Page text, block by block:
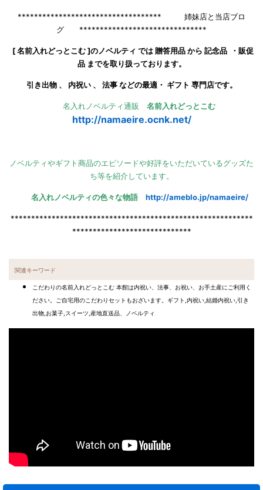
*********************************** 姉妹店と当店ブロ
グ *******************************
[ 名前入れどっとこむ ]のノベルティ では 贈答用品 から 記念品 ・販促
品 までを取り扱っております。
引き出物 、 内祝い 、 法事 などの最適・ ギフト 専門店です。
名入れノベルティ通販 名前入れどっとこむ
http://namaeire.ocnk.net/
ノベルティやギフト商品のエピソードや好評をいただいているグッズた
ち等を紹介しています。
名入れノベルティの色々な物語 http://ameblo.jp/namaeire/
***********************************************************
*****************************
関連キーワード
こだわりの名前入れどっとこむ 本館は内祝い、法事、お祝い、お手土産にご利用く
ださい。ご自宅用のこだわりセットもおざいます。ギフト,内祝い,結婚内祝い,引き
出物,お菓子,スイーツ,産地直送品、ノベルティ